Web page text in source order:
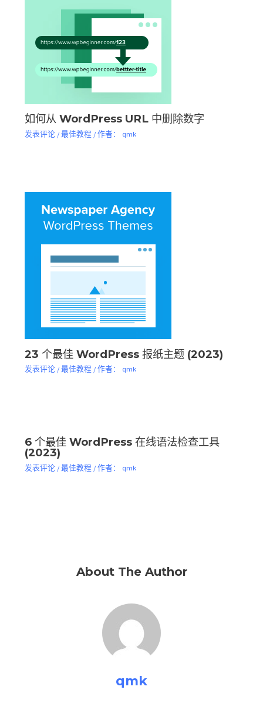
如何从 WordPress URL 中删除数字
发表评论 /最佳教程 / 作者： qmk
23 个最佳 WordPress 报纸主题 (2023)
发表评论 /最佳教程 / 作者： qmk
6 个最佳 WordPress 在线语法检查工具
(2023)
发表评论 /最佳教程 / 作者： qmk
About The Author
qmk